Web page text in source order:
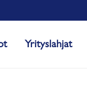
Yrityslahjat